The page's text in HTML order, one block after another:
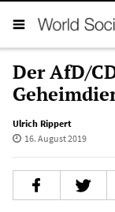
Der AfD/
Ulrich Rippert
16. August 2019